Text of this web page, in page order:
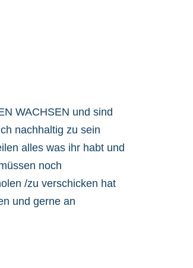
WACHSEN und sind
nachhaltig zu sein
alles was ihr habt und
noch
/zu verschicken hat
und gerne an